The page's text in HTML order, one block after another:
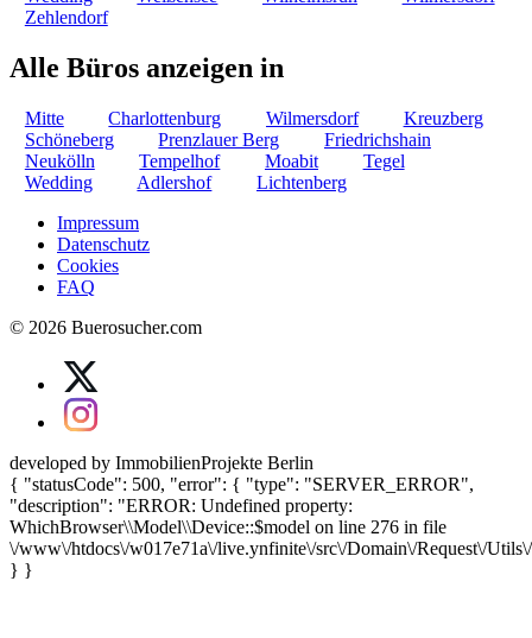
Zehlendorf
Alle Büros anzeigen in
Mitte Charlottenburg Wilmersdorf
Kreuzberg
Schöneberg
Prenzlauer Berg
Friedrichshain
Neukölln
Tempelhof Moabit
Tegel
Wedding
Adlershof
Lichtenberg
Impressum
Datenschutz
Cookies
FAQ
© 2026 Buerosucher.com
developed by ImmobilienProjekte Berlin
{ "statusCode": 500, "error": { "type": "SERVER_ERROR",
"description": "ERROR: Undefined property:
WhichBrowser\\Model\\Device::$model on line 276 in file
\/www\/htdocs\/w017e71a\/live.ynfinite\/src\/Domain\/Request\/
} }